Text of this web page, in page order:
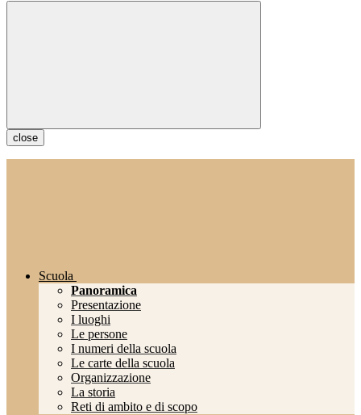
close
Scuola
Panoramica
Presentazione
I luoghi
Le persone
I numeri della scuola
Le carte della scuola
Organizzazione
La storia
Reti di ambito e di scopo